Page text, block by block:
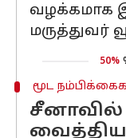
வழக்கமாக
மருத்துவர்
50%
மூட
சீனாவில்